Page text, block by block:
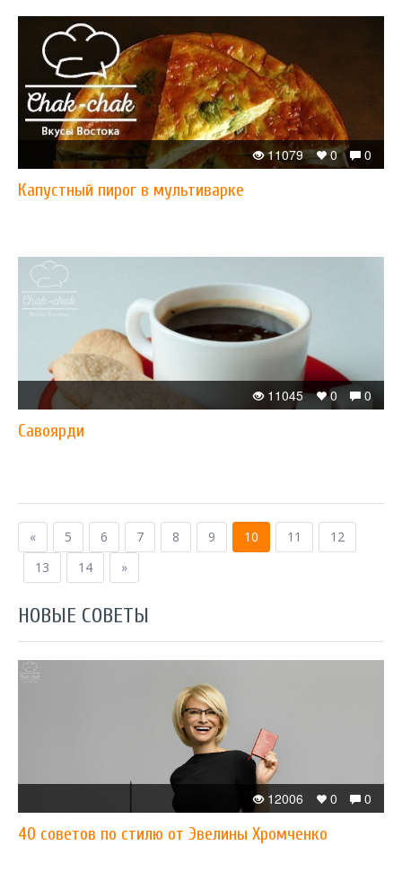
0
0
11079
Капустный пирог в мультиварке
0
0
11045
Савоярди
« 5 6 7 8 9 10 11
12
13
14 »
НОВЫЕ СОВЕТЫ
0
0
12006
40 советов по стилю от Эвелины Хромченко